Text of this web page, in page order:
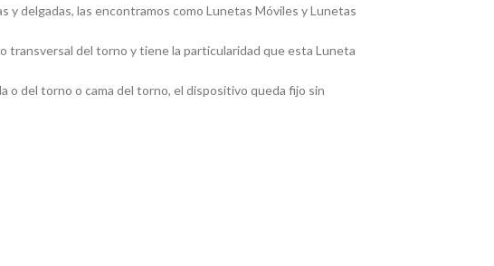
delgadas, las encontramos como Lunetas Móviles y Lunetas
transversal del torno y tiene la particularidad que esta Luneta
o del torno o cama del torno, el dispositivo queda fijo sin